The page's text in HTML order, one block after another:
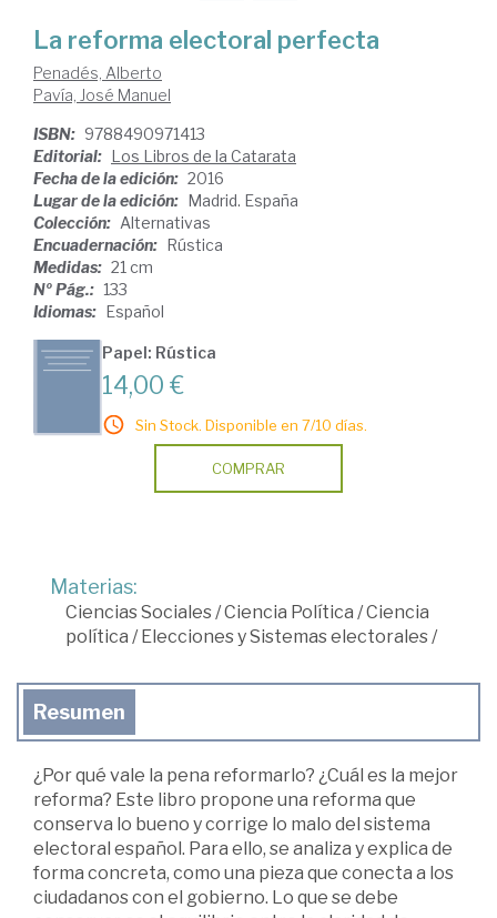
La reforma electoral perfecta
Penadés, Alberto
Pavía, José Manuel
ISBN: 9788490971413
Editorial: Los Libros de la Catarata
Fecha de la edición: 2016
Lugar de la edición: Madrid. España
Colección: Alternativas
Encuadernación: Rústica
Medidas: 21 cm
Nº Pág.: 133
Idiomas: Español
Papel: Rústica
14,00 €
Sin Stock. Disponible en 7/10 días.
COMPRAR
Materias:
Ciencias Sociales/Ciencia Política /Ciencia
política / Elecciones y Sistemas electorales/
Resumen
¿Por qué vale la pena reformarlo? ¿Cuál es la mejor
reforma? Este libro propone una reforma que
conserva lo bueno y corrige lo malo del sistema
electoral español. Para ello, se analiza y explica de
forma concreta, como una pieza que conecta a los
ciudadanos con el gobierno. Lo que se debe